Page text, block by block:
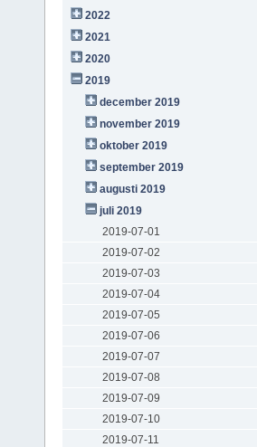
2022
2021
2020
2019
december 2019
november 2019
oktober 2019
september 2019
augusti 2019
juli 2019
2019-07-01
2019-07-02
2019-07-03
2019-07-04
2019-07-05
2019-07-06
2019-07-07
2019-07-08
2019-07-09
2019-07-10
2019-07-11